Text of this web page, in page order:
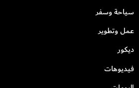
سياحة وسفر
عمل وتطوير
ديكور
فيديوهات